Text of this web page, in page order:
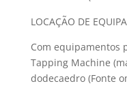
LOCAÇÃO DE
Com equipamentos
Tapping Machine
dodecaedro (Fonte